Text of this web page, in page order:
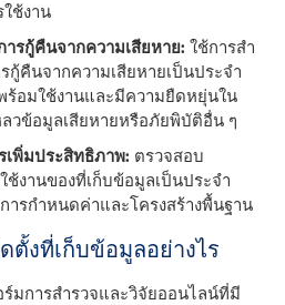
ช้งาน
รกู้คืนจากความเสียหาย: ใช้การสํา
กู้คืนจากความเสียหายเป็นประจํา
ร้อมใช้งานและมีความยืดหยุ่นใน
วข้อมูลเสียหายหรือภัยพิบัติอื่น ๆ
เพิ่มประสิทธิภาพ: ตรวจสอบ
ช้งานของที่เก็บข้อมูลเป็นประจํา
ารกําหนดค่าและโครงสร้างพื้นฐาน
ตั้งที่เก็บข้อมูลอย่างไร
มการสํารวจและวิจัยออนไลน์ที่มี